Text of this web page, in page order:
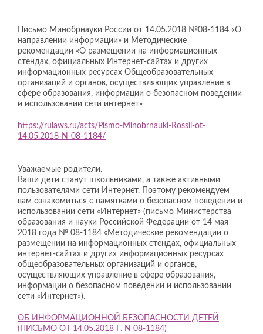
Письмо Минобрнауки России от 14.05.2018 №08-1184 «О
направлении информации» и Методические
рекомендации «О размещении на информационных
стендах, официальных Интернет-сайтах и других
информационных ресурсах Общеобразовательных
организаций и органов, осуществляющих управление в
сфере образования, информации о безопасном поведении
и использовании сети интернет»
https://rulaws.ru/acts/Pismo-Minobrnauki-Rossii-ot-
14.05.2018-N-08-1184/
Уважаемые родители.
Ваши дети станут школьниками, а также активными
пользователями сети Интернет. Поэтому рекомендуем
вам ознакомиться с памятками о безопасном поведении и
использовании сети «Интернет» (письмо Министерства
образования и науки Российской Федерации от 14 мая
2018 года № 08-1184 «Методические рекомендации о
размещении на информационных стендах, официальных
интернет-сайтах и других информационных ресурсах
общеобразовательных организаций и органов,
осуществляющих управление в сфере образования,
информации о безопасном поведении и использовании
сети «Интернет»).
ОБ ИНФОРМАЦИОННОЙ БЕЗОПАСНОСТИ ДЕТЕЙ
(ПИСЬМО ОТ 14.05.2018 Г. N 08-1184)